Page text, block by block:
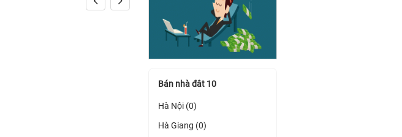
Bán nhà đât 10
Hà Nội (0)
Hà Giang (0)